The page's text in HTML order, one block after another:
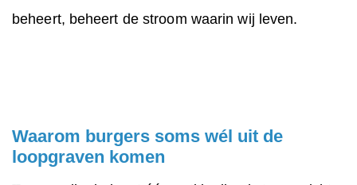
beheert, beheert de stroom waarin wij leven.
Waarom burgers soms wél uit de
loopgraven komen